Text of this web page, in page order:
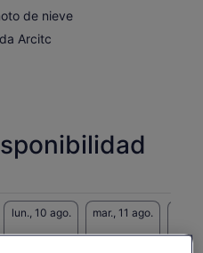
de nieve
Arcitc
lun., 10 ago.
-
mar., 11 ago.
-